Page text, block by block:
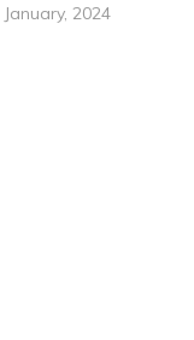
January, 2024